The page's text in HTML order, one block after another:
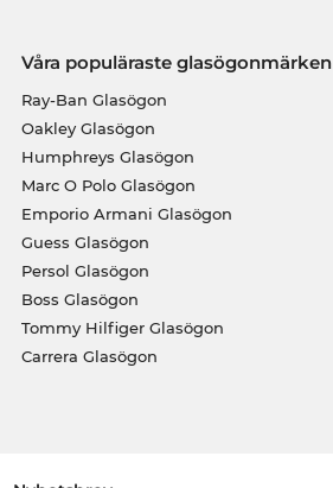
Våra populäraste glasögonmärken
Ray-Ban Glasögon
Oakley Glasögon
Humphreys Glasögon
Marc O Polo Glasögon
Emporio Armani Glasögon
Guess Glasögon
Persol Glasögon
Boss Glasögon
Tommy Hilfiger Glasögon
Carrera Glasögon